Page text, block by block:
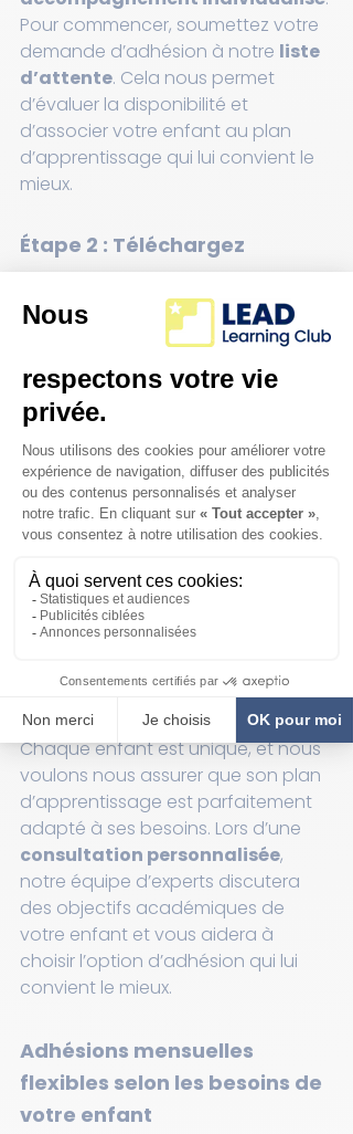
Pour commencer, soumettez votre
demande d’adhésion à notre liste
d’attente. Cela nous permet
d’évaluer la disponibilité et
d’associer votre enfant au plan
d’apprentissage qui lui convient le
mieux.
Étape 2 : Téléchargez
d’apprentissage LEAD
Une fois accepté(e), vous recevrez
des instructions pour télécharger
notre application exclusive
vous permettra d’accéder
facilement à l’horaire des séances,
au suivi des progrès et à toutes les
ressources liées à votre adhésion.
Cette application facilite la gestion
de l’apprentissage de votre enfant
et vous permet de rester informé(e)
en tout temps.
Étape 3 : Planifiez votre
consultation
Chaque enfant est unique, et nous
voulons nous assurer que son plan
d’apprentissage est parfaitement
adapté à ses besoins. Lors d’une
consultation personnalisée,
notre équipe d’experts discutera
des objectifs académiques de
votre enfant et vous aidera à
choisir l’option d’adhésion qui lui
convient le mieux.
Adhésions mensuelles
flexibles selon les besoins de
votre enfant